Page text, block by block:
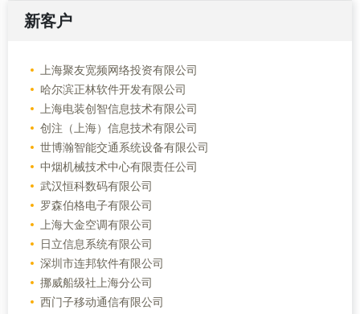
新客户
上海聚友宽频网络投资有限公司
哈尔滨正林软件开发有限公司
上海电装创智信息技术有限公司
创注（上海）信息技术有限公司
世博瀚智能交通系统设备有限公司
中烟机械技术中心有限责任公司
武汉恒科数码有限公司
罗森伯格电子有限公司
上海大金空调有限公司
日立信息系统有限公司
深圳市连邦软件有限公司
挪威船级社上海分公司
西门子移动通信有限公司